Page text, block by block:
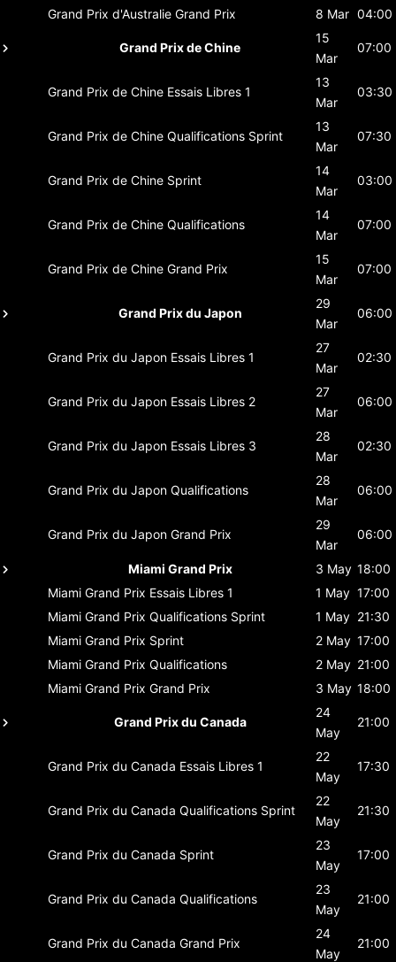
Grand Prix d'Australie Grand Prix 8 Mar 04:00
Grand Prix de Chine
15
Mar
07:00
Grand Prix de Chine Essais Libres 1
13
Mar
03:30
Grand Prix de Chine Qualifications Sprint
13
Mar
07:30
Grand Prix de Chine Sprint
14
Mar
03:00
Grand Prix de Chine Qualifications
14
Mar
07:00
Grand Prix de Chine Grand Prix
15
Mar
07:00
Grand Prix du Japon
29
Mar
06:00
Grand Prix du Japon Essais Libres 1
27
Mar
02:30
Grand Prix du Japon Essais Libres 2
27
Mar
06:00
Grand Prix du Japon Essais Libres 3
28
Mar
02:30
Grand Prix du Japon Qualifications
28
Mar
06:00
Grand Prix du Japon Grand Prix
29
Mar
06:00
Miami Grand Prix 3 May 18:00
Miami Grand Prix Essais Libres 1 1 May 17:00
Miami Grand Prix Qualifications Sprint 1 May 21:30
Miami Grand Prix Sprint 2 May 17:00
Miami Grand Prix Qualifications 2 May 21:00
Miami Grand Prix Grand Prix 3 May 18:00
Grand Prix du Canada
24
May
21:00
Grand Prix du Canada Essais Libres 1
22
May
17:30
Grand Prix du Canada Qualifications Sprint
22
May
21:30
Grand Prix du Canada Sprint
23
May
17:00
Grand Prix du Canada Qualifications
23
May
21:00
Grand Prix du Canada Grand Prix
24
May
21:00